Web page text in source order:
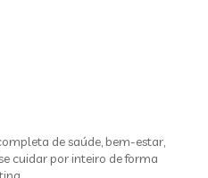
de saúde, bem-estar,
cuidar por inteiro de forma